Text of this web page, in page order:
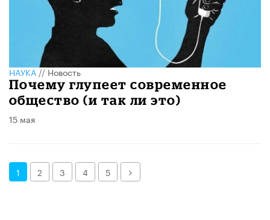
НАУКА//Новость
Почему глупеет современное
общество (и так ли это)
15 мая
1 2 3 4 5 Далее